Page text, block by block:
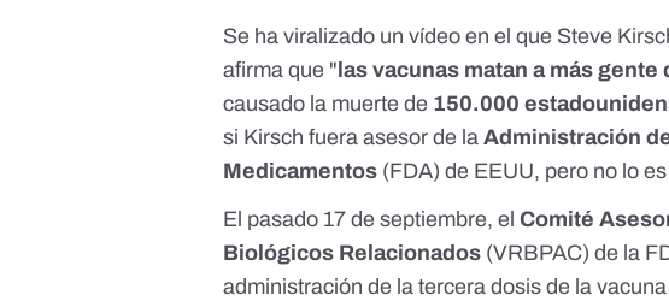
Se ha viralizado un vídeo en el que Steve
afirma que " las vacunas matan a más gente
causado la muerte de 150.000
si Kirsch fuera asesor de laAdministración
Medicamentos (FDA) de EEUU, pero no lo
El pasado 17 de septiembre, elComité
Biológicos Relacionados (VRBPAC) de la
administración de latercera dosis de la